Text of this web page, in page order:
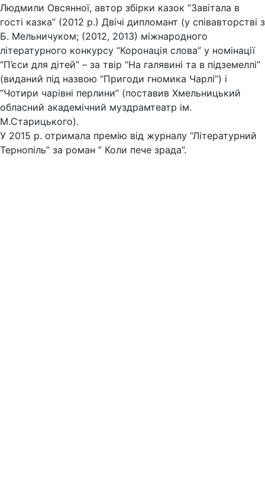
Людмили Овсянної, автор збірки казок “Завітала в
гості казка” (2012 р.) Двічі дипломант (у співавторстві з
Б. Мельничуком; (2012, 2013) міжнародного
літературного конкурсу “Коронація слова” у номінації
“П’єси для дітей” – за твір “На галявині та в підземеллі”
(виданий під назвою “Пригоди гномика Чарлі”) і
“Чотири чарівні перлини” (поставив Хмельницький
обласний академічний муздрамтеатр ім.
М.Старицького).
У 2015 р. отримала премію від журналу “Літературний
Тернопіль” за роман ” Коли пече зрада”.